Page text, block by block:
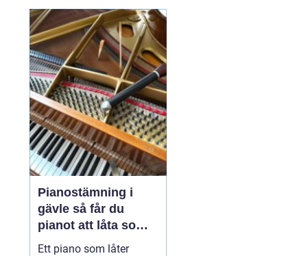
möjligheterna ökar.
Samtidigt växer kraven
på ...
Pianostämning i
gävle så får du
pianot att låta som
det ska
Ett piano som låter